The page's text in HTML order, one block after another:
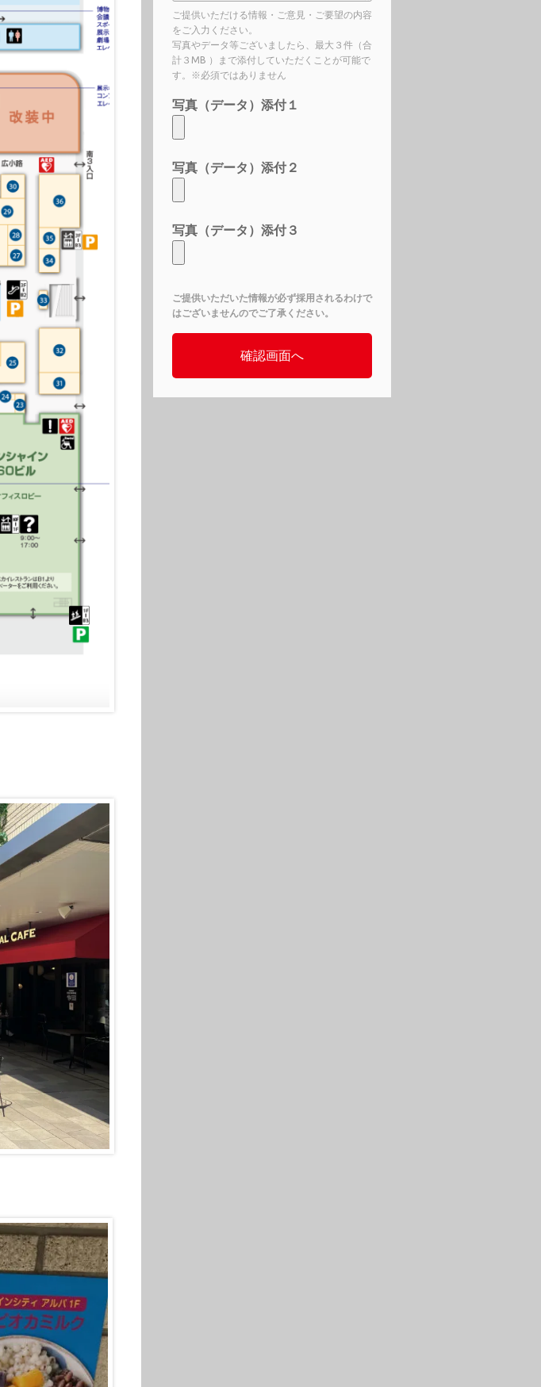
ご提供いただける情報・ご意見・ご要望の内容
をご入力ください。
写真やデータ等ございましたら、最大３件（合
計３MB ）まで添付していただくことが可能で
す。※必須ではありません
写真（データ）添付１
写真（データ）添付２
写真（データ）添付３
ご提供いただいた情報が必ず採用されるわけで
はございませんのでご了承ください。